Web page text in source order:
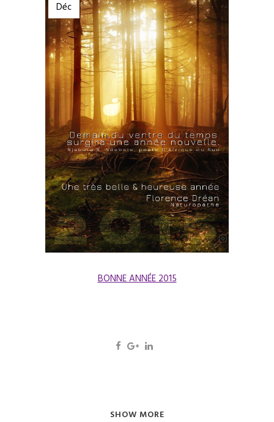
Déc
BONNE ANNÉE 2015
SHOW MORE